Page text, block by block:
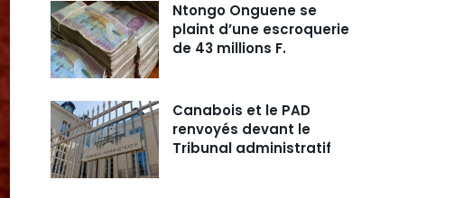
Ntongo Onguene se
plaint d’une escroquerie
de 43 millions F.
Canabois et le PAD
renvoyés devant le
Tribunal administratif